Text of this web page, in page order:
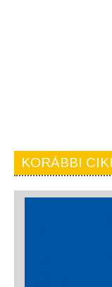
KORÁBBI